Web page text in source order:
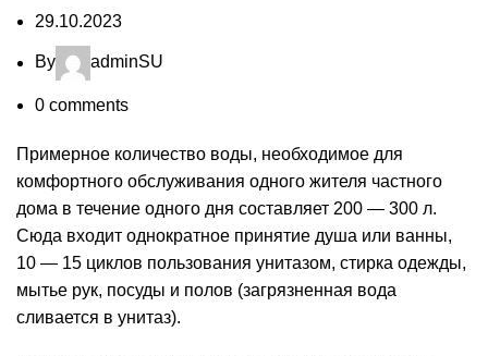
29.10.2023
By adminSU
0 comments
Примерное количество воды, необходимое для
комфортного обслуживания одного жителя частного
дома в течение одного дня составляет 200 — 300 л.
Сюда входит однократное принятие душа или ванны,
10 — 15 циклов пользования унитазом, стирка одежды,
мытье рук, посуды и полов (загрязненная вода
сливается в унитаз).